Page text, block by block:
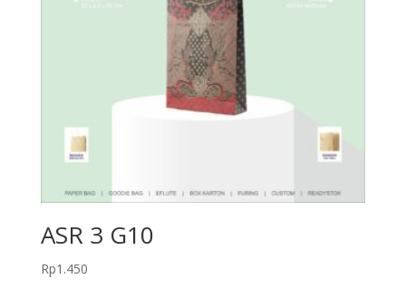
ASR 3 G10
Rp1.450